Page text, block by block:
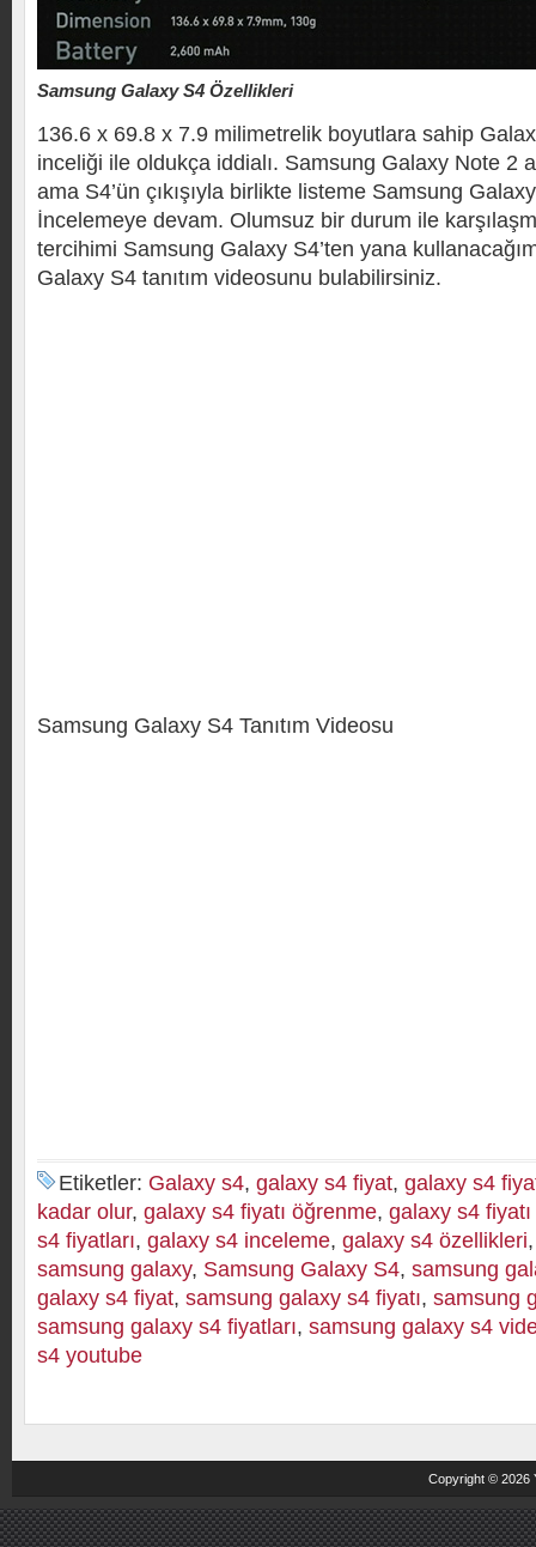
Samsung Galaxy S4 Özellikleri
136.6 x 69.8 x 7.9 milimetrelik boyutlara sahip
inceliği ile oldukça iddialı. Samsung Galaxy Note 2
ama S4’ün çıkışıyla birlikte listeme Samsung
İncelemeye devam. Olumsuz bir durum ile
tercihimi Samsung Galaxy S4’ten yana
Galaxy S4 tanıtım videosunu bulabilirsiniz.
Samsung Galaxy S4 Tanıtım Videosu
Etiketler: Galaxy s4, galaxy s4 fiyat, galaxy s4
kadar olur, galaxy s4 fiyatı öğrenme, galaxy s4
s4 fiyatları, galaxy s4 inceleme, galaxy s4 özellikleri
samsung galaxy, Samsung Galaxy S4, samsung
galaxy s4 fiyat, samsung galaxy s4 fiyatı, samsung
samsung galaxy s4 fiyatları, samsung galaxy s4
s4 youtube
Copyright © 2026